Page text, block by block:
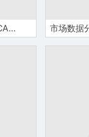
医疗行业质量管理PDCA案例护理分析PPT模板